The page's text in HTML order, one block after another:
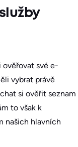
ověřovat své e-
vybrat právě
si ověřit seznam
to však k
našich hlavních